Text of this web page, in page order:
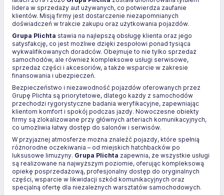
lidera w sprzedaży aut używanych, co potwierdza zaufanie
klientów. Misją firmy jest dostarczenie niezapomnianych
doświadczeń w trakcie zakupu oraz użytkowania pojazdów.
Grupa Plichta stawia na najlepszą obsługę klienta oraz jego
satysfakcję, co jest możliwe dzięki zespołowi ponad tysiąca
wykwalifikowanych doradców. Obejmuje to nie tylko sprzedaż
samochodów, ale również kompleksowe usługi serwisowe,
sprzedaż części i akcesoriów, a także wsparcie w zakresie
finansowania i ubezpieczeń.
Bezpieczeństwo i niezawodność pojazdów oferowanych przez
Grupę Plichta są priorytetowe, dlatego każdy z samochodów
przechodzi rygorystyczne badania weryfikacyjne, zapewniając
klientom komfort i spokój podczas jazdy. Nowoczesne obiekty
firmy są zlokalizowane przy głównych arteriach komunikacyjnych,
co umożliwia łatwy dostęp do salonów i serwisów.
W przyjaznej atmosferze można znaleźć pojazdy, które spełnią
różnorodne oczekiwania – od miejskich hatchbacków po
luksusowe limuzyny. Grupa Plichta zapewnia, że wszystkie usługi
są realizowane na najwyższym poziomie, oferując kompleksową
opiekę posprzedażową, profesjonalny dostęp do oryginalnych
części, wsparcie w likwidacji szkód komunikacyjnych oraz
specjalną ofertę dla niezależnych warsztatów samochodowych.